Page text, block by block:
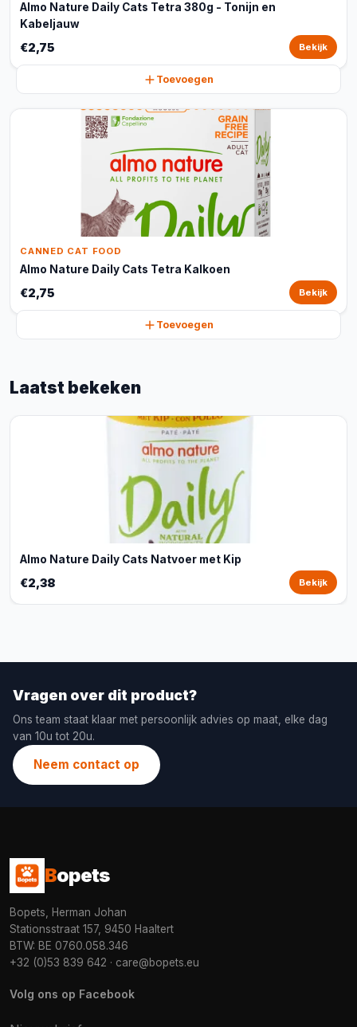
Almo Nature Daily Cats Tetra 380g - Tonijn en
Kabeljauw
€2,75 Bekijk
Toevoegen
CANNED CAT FOOD
Almo Nature Daily Cats Tetra Kalkoen
€2,75 Bekijk
Toevoegen
Laatst bekeken
Almo Nature Daily Cats Natvoer met Kip
€2,38 Bekijk
Vragen over dit product?
Ons team staat klaar met persoonlijk advies op maat, elke dag
van 10u tot 20u.
Neem contact op
Bopets
Bopets, Herman Johan
Stationsstraat 157, 9450 Haaltert
BTW: BE 0760.058.346
+32 (0)53 839 642 · care@bopets.eu
Volg ons op Facebook